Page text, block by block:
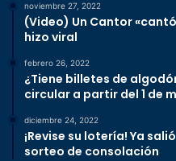
noviembre 27, 2022
(Video) Un Cantor
hizo viral
febrero 26, 2022
¿Tiene billetes de
circular a partir del 1 de
diciembre 24, 2022
¡Revise su lotería! Ya
sorteo de consolación